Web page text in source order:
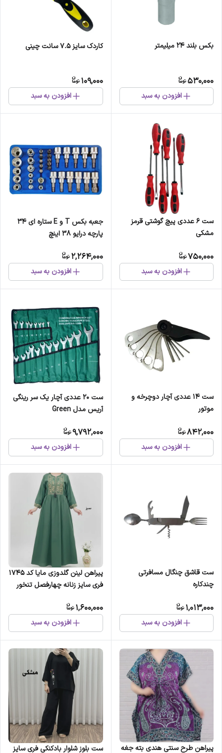
بکس بلند 24 میلیمتر
530,000
افزودن به سبد
کاردک سایز 7.5 سانت چینی
109,000
افزودن به سبد
ست 6 عددی پیچ گوشتی قرمز
مشکی
750,000
افزودن به سبد
جعبه بکس T و E ستاره ای 34
پارچه درایو 38 اینچ
2,264,000
افزودن به سبد
ست 14 عددی آچار دوچرخه و
موتور
842,000
افزودن به سبد
ست 20 عددی آچار یک سر رینگی
آریس مدل Green
9,792,000
افزودن به سبد
ست قاشق چنگال مسافرتی
چندکاره
1,013,000
افزودن به سبد
پیراهن لینن گلدوزی مایا کد 1745
فری سایز زنانه چهارفصل تنخور
بدن نما
1,600,000
افزودن به سبد
پیراهن طرح سنتی هندی بته جغه ست بلوز شلوار بادکنکی فری سایز